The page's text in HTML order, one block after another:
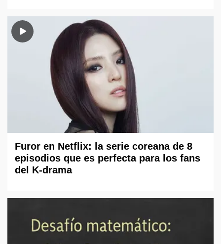
Furor en Netflix: la serie coreana de 8
episodios que es perfecta para los fans
del K-drama